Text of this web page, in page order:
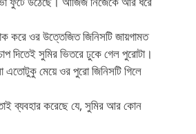
করে ওর উত্তেজিত জিনিসটি জায়গামত
দিতেই সুমির ভিতরে ঢুকে গেল পুরোটা।
মেয়ে ওর পুরো জিনিসটি গিলে
ব্যবহার করেছে যে, সুমির আর কোন